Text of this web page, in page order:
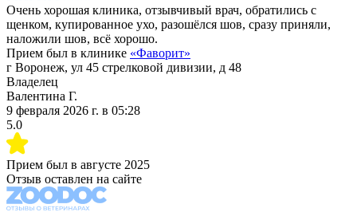
Очень хорошая клиника, отзывчивый врач, обратились с
щенком, купированное ухо, разошёлся шов, сразу приняли,
наложили шов, всё хорошо.
Прием был в клинике «Фаворит»
г Воронеж, ул 45 стрелковой дивизии, д 48
Владелец
Валентина Г.
9 февраля 2026 г. в 05:28
5.0
Прием был в августе 2025
Отзыв оставлен на сайте